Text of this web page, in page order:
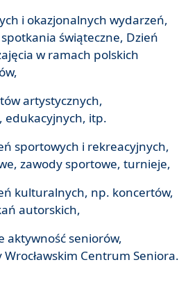
i okazjonalnych wydarzeń,
świąteczne, Dzień
w ramach polskich
artystycznych,
edukacyjnych, itp.
sportowych i rekreacyjnych,
zawody sportowe, turnieje,
kulturalnych, np. koncertów,
autorskich,
aktywność seniorów,
Wrocławskim Centrum Seniora.